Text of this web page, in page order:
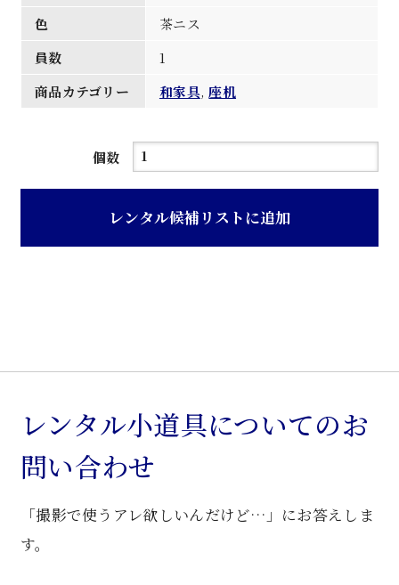
色
茶ニス
員数
1
商品カテゴリー
和家具,座机
個数
茶
塗
個
レンタル候補リストに追加
レンタル小道具についてのお
問い合わせ
「撮影で使うアレ欲しいんだけど…」にお答えしま
す。